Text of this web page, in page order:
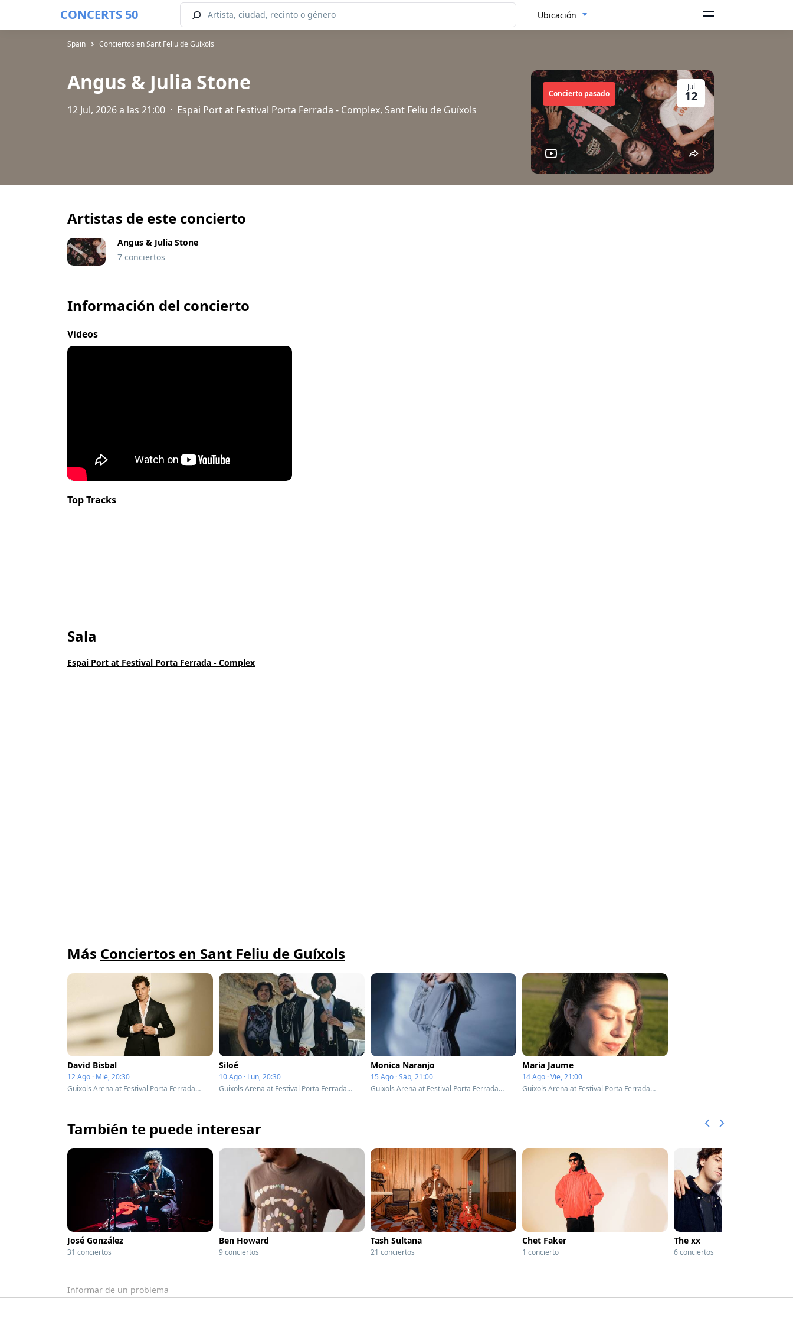
CONCERTS 50 Ubicación
Spain Conciertos en Sant Feliu de Guíxols
Angus & Julia Stone
12 Jul, 2026 a las 21:00 · Espai Port at Festival Porta Ferrada - Complex, Sant Feliu de Guíxols
Jul
12
Concierto pasado
Artistas de este concierto
Angus & Julia Stone
7 conciertos
Información del concierto
Videos
Top Tracks
Sala
Espai Port at Festival Porta Ferrada - Complex
Más Conciertos en Sant Feliu de Guíxols
David Bisbal
12 Ago · Mié, 20:30
Guixols Arena at Festival Porta Ferrada - Complex - Sant Feliu de Guíxols, Spain
Siloé
10 Ago · Lun, 20:30
Guixols Arena at Festival Porta Ferrada - Complex - Sant Feliu de Guíxols, Spain
Monica Naranjo
15 Ago · Sáb, 21:00
Guixols Arena at Festival Porta Ferrada - Complex - Sant Feliu de Guíxols, Spain
Maria Jaume
14 Ago · Vie, 21:00
Guixols Arena at Festival Porta Ferrada - Complex - Sant Feliu de Guíxols, Spain
También te puede interesar
José González
31 conciertos
Ben Howard
9 conciertos
Tash Sultana
21 conciertos
Chet Faker
1 concierto
The xx
6 conciertos
Informar de un problema